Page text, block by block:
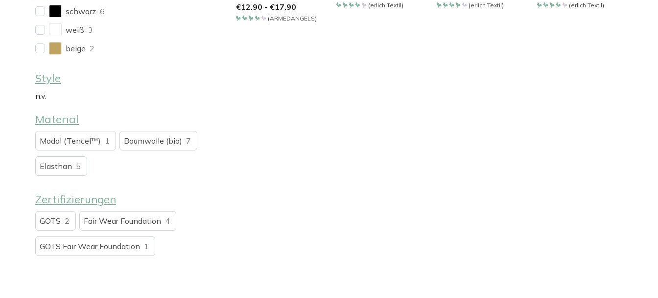
€12.90 - €17.90
(ARMEDANGELS)
(erlich Textil) (erlich Textil) (erlich Textil)
schwarz 6
weiß 3
beige 2
Style
n.v.
Material
Modal (Tencel™) 1 Baumwolle (bio) 7
Elasthan 5
Zertifizierungen
GOTS 2 Fair Wear Foundation 4
GOTS Fair Wear Foundation 1